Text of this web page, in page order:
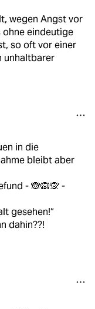
wegen Angst vor
ohne eindeutige
so oft vor einer
unhaltbarer
in die
bleibt aber
- 🙈🙉🙊 -
gesehen!“
dahin??!